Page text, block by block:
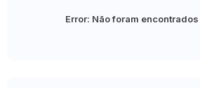
Error: Não foram